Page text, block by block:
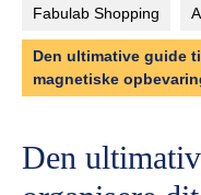
Fabulab Shopping
Den ultimative guide
magnetiske
Den